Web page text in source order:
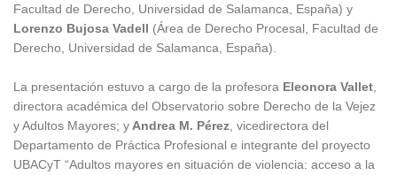
Facultad de Derecho, Universidad de Salamanca, España) y
Lorenzo Bujosa Vadell (Área de Derecho Procesal, Facultad de
Derecho, Universidad de Salamanca, España).
La presentación estuvo a cargo de la profesora Eleonora Vallet
directora académica del Observatorio sobre Derecho de la Vejez
y Adultos Mayores; y Andrea M. Pérez , vicedirectora del
Departamento de Práctica Profesional e integrante del proyecto
UBACyT “Adultos mayores en situación de violencia: acceso a la